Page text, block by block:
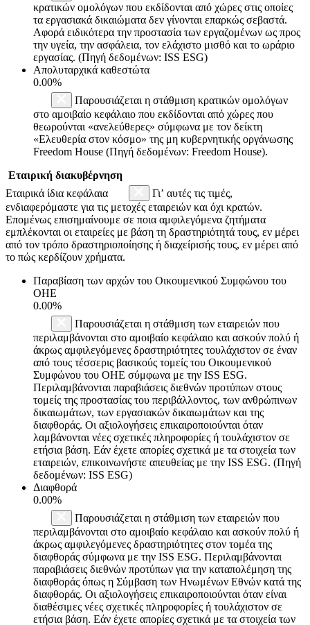
κρατικών ομολόγων που εκδίδονται από χώρες στις οποίες
τα εργασιακά δικαιώματα δεν γίνονται επαρκώς σεβαστά.
Αφορά ειδικότερα την προστασία των εργαζομένων ως προς
την υγεία, την ασφάλεια, τον ελάχιστο μισθό και το ωράριο
εργασίας. (Πηγή δεδομένων: ISS ESG)
Απολυταρχικά καθεστώτα
0.00%
Παρουσιάζεται η στάθμιση κρατικών ομολόγων
στο αμοιβαίο κεφάλαιο που εκδίδονται από χώρες που
θεωρούνται «ανελεύθερες» σύμφωνα με τον δείκτη
«Ελευθερία στον κόσμο» της μη κυβερνητικής οργάνωσης
Freedom House (Πηγή δεδομένων: Freedom House).
Εταιρική διακυβέρνηση
Εταιρικά ίδια κεφάλαια
Γι’ αυτές τις τιμές,
ενδιαφερόμαστε για τις μετοχές εταιρειών και όχι κρατών.
Επομένως επισημαίνουμε σε ποια αμφιλεγόμενα ζητήματα
εμπλέκονται οι εταιρείες με βάση τη δραστηριότητά τους, εν μέρει
από τον τρόπο δραστηριοποίησης ή διαχείρισής τους, εν μέρει από
το πώς κερδίζουν χρήματα.
Παραβίαση των αρχών του Οικουμενικού Συμφώνου του
ΟΗΕ
0.00%
Παρουσιάζεται η στάθμιση των εταιρειών που
περιλαμβάνονται στο αμοιβαίο κεφάλαιο και ασκούν πολύ ή
άκρως αμφιλεγόμενες δραστηριότητες τουλάχιστον σε έναν
από τους τέσσερις βασικούς τομείς του Οικουμενικού
Συμφώνου του ΟΗΕ σύμφωνα με την ISS ESG.
Περιλαμβάνονται παραβιάσεις διεθνών προτύπων στους
τομείς της προστασίας του περιβάλλοντος, των ανθρώπινων
δικαιωμάτων, των εργασιακών δικαιωμάτων και της
διαφθοράς. Οι αξιολογήσεις επικαιροποιούνται όταν
λαμβάνονται νέες σχετικές πληροφορίες ή τουλάχιστον σε
ετήσια βάση. Εάν έχετε απορίες σχετικά με τα στοιχεία των
εταιρειών, επικοινωνήστε απευθείας με την ISS ESG. (Πηγή
δεδομένων: ISS ESG)
Διαφθορά
0.00%
Παρουσιάζεται η στάθμιση των εταιρειών που
περιλαμβάνονται στο αμοιβαίο κεφάλαιο και ασκούν πολύ ή
άκρως αμφιλεγόμενες δραστηριότητες στον τομέα της
διαφθοράς σύμφωνα με την ISS ESG. Περιλαμβάνονται
παραβιάσεις διεθνών προτύπων για την καταπολέμηση της
διαφθοράς όπως η Σύμβαση των Ηνωμένων Εθνών κατά της
διαφθοράς. Οι αξιολογήσεις επικαιροποιούνται όταν είναι
διαθέσιμες νέες σχετικές πληροφορίες ή τουλάχιστον σε
ετήσια βάση. Εάν έχετε απορίες σχετικά με τα στοιχεία των